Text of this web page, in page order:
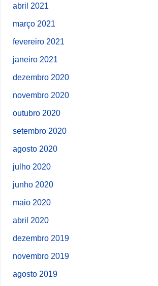
abril 2021
março 2021
fevereiro 2021
janeiro 2021
dezembro 2020
novembro 2020
outubro 2020
setembro 2020
agosto 2020
julho 2020
junho 2020
maio 2020
abril 2020
dezembro 2019
novembro 2019
agosto 2019